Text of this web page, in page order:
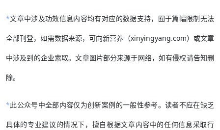
*文章中涉及功效信息内容均有对应的数据支持，囿于篇幅限制无法
全部刊登，如需数据来源，可向新营养（xinyingyang.com）或文章
中涉及到的企业索取。文章图片部分来源于网络，如有侵权请告知删
除。
*此公众号中全部内容仅为创新案例的一般性参考。读者不应在缺乏
具体的专业建议的情况下，擅自根据文章内容中的任何信息采取行